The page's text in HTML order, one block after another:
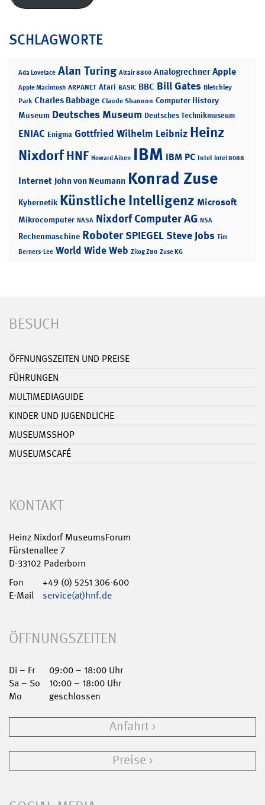
SCHLAGWORTE
Ada Lovelace Alan Turing Altair 8800 Analogrechner Apple
Apple Macintosh ARPANET Atari BASIC BBC Bill Gates Bletchley
Park Charles Babbage Claude Shannon Computer History
Museum Deutsches Museum Deutsches Technikmuseum
ENIAC Enigma Gottfried Wilhelm Leibniz Heinz
NixdorfHNF Howard Aiken IBM IBM PC Intel Intel 8088
Internet John von Neumann Konrad Zuse
Kybernetik Künstliche Intelligenz Microsoft
Mikrocomputer NASA Nixdorf Computer AG NSA
Rechenmaschine RoboterSPIEGELSteve Jobs Tim
Berners-Lee World Wide Web Zilog Z80 Zuse KG
BESUCH
ÖFFNUNGSZEITEN UND PREISE
FÜHRUNGEN
MULTIMEDIAGUIDE
KINDER UND JUGENDLICHE
MUSEUMSSHOP
MUSEUMSCAFÉ
KONTAKT
Heinz Nixdorf MuseumsForum
Fürstenallee 7
D-33102 Paderborn
Fon
+49 (0) 5251 306-600
E-Mail
service(at)hnf.de
ÖFFNUNGSZEITEN
Di – Fr
09:00 – 18:00 Uhr
Sa – So
10:00 – 18:00 Uhr
Mo
geschlossen
Anfahrt
Preise